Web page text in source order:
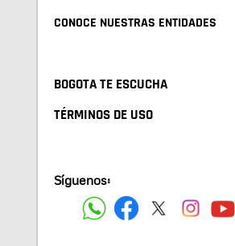
CONOCE NUESTRAS ENTIDADES
BOGOTA TE ESCUCHA
TÉRMINOS DE USO
Síguenos: